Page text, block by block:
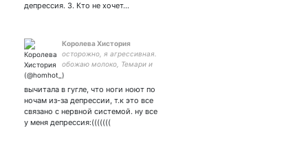
депрессия. 3. Кто не хочет…
Королева Хистория
осторожно, я агрессивная.
обожаю молоко, Темари и
Ноэлль🥛дайте сил. в
даже сами ошибки.
вычитала в гугле, что ноги ноют по
ночам из-за депрессии, т.к это все
связано с нервной системой. ну все
у меня депрессия:(((((((